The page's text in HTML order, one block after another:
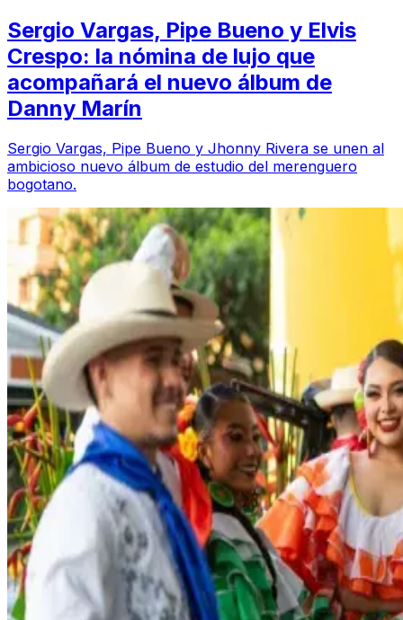
Sergio Vargas, Pipe Bueno y Elvis
Crespo: la nómina de lujo que
acompañará el nuevo álbum de
Danny Marín
Sergio Vargas, Pipe Bueno y Jhonny Rivera se unen al
ambicioso nuevo álbum de estudio del merenguero
bogotano.